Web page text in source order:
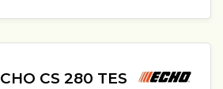
CS 280 TES